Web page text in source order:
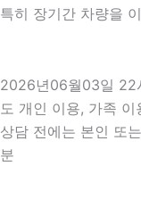
특히 장기간 차량을
2026년06월03일 22
도 개인 이용, 가족
상담 전에는 본인 또
분